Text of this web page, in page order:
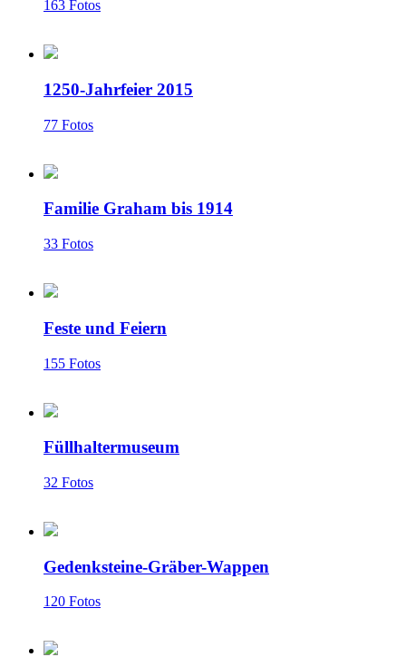
163 Fotos
1250-Jahrfeier 2015
77 Fotos
Familie Graham bis 1914
33 Fotos
Feste und Feiern
155 Fotos
Füllhaltermuseum
32 Fotos
Gedenksteine-Gräber-Wappen
120 Fotos